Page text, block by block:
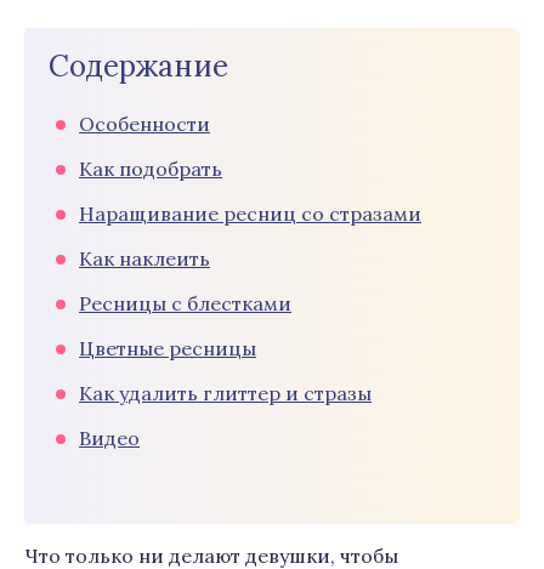
Содержание
Особенности
Как подобрать
Наращивание ресниц со стразами
Как наклеить
Ресницы с блестками
Цветные ресницы
Как удалить глиттер и стразы
Видео
Что только ни делают девушки, чтобы